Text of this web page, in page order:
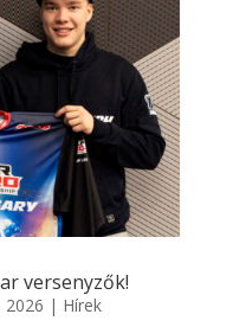
versenyzők!
2026 | Hírek